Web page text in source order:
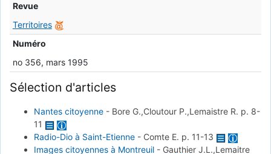
Revue
Territoires
Numéro
no 356, mars 1995
Sélection d'articles
Nantes citoyenne - Bore G.,Cloutour P.,Lemaistre R. p. 8-
11
Radio-Dio à Saint-Etienne - Comte E. p. 11-13
Images citoyennes à Montreuil - Gauthier J.L.,Lemaitre